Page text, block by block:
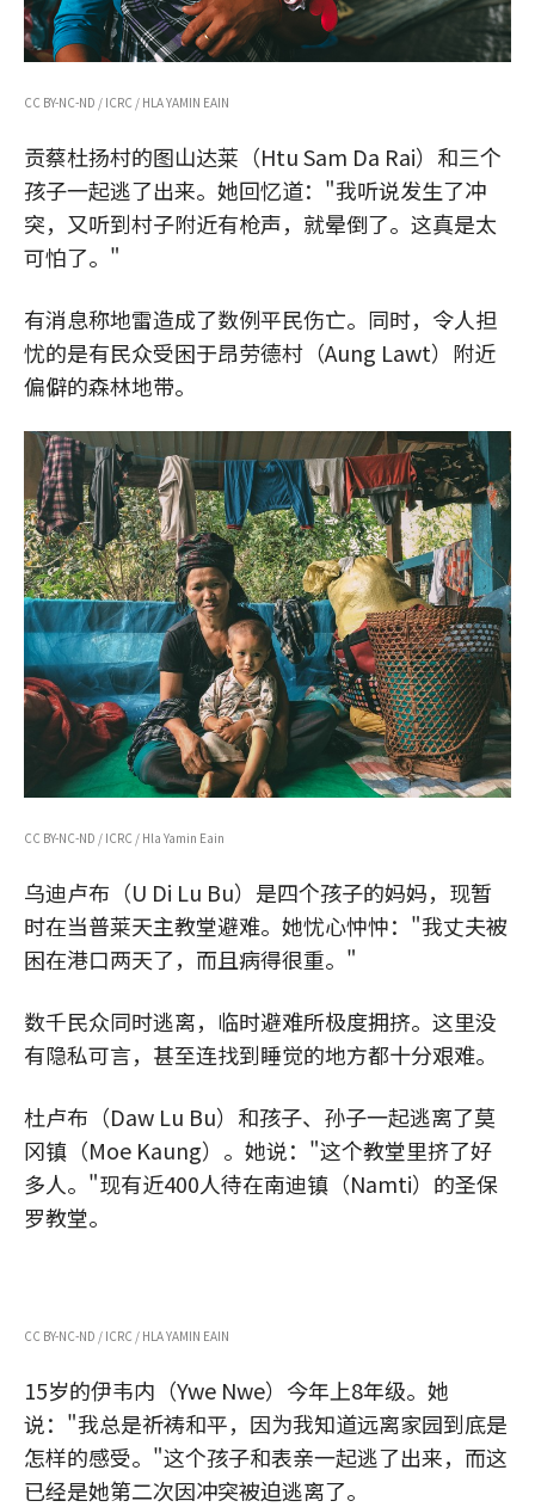
CC BY-NC-ND / ICRC / HLA YAMIN EAIN
贡蔡杜扬村的图山达莱（Htu Sam Da Rai）和三个
孩子一起逃了出来。她回忆道："我听说发生了冲
突，又听到村子附近有枪声，就晕倒了。这真是太
可怕了。"
有消息称地雷造成了数例平民伤亡。同时，令人担
忧的是有民众受困于昂劳德村（Aung Lawt）附近
偏僻的森林地带。
CC BY-NC-ND / ICRC / Hla Yamin Eain
乌迪卢布（U Di Lu Bu）是四个孩子的妈妈，现暂
时在当普莱天主教堂避难。她忧心忡忡："我丈夫被
困在港口两天了，而且病得很重。"
数千民众同时逃离，临时避难所极度拥挤。这里没
有隐私可言，甚至连找到睡觉的地方都十分艰难。
杜卢布（Daw Lu Bu）和孩子、孙子一起逃离了莫
冈镇（Moe Kaung）。她说："这个教堂里挤了好
多人。"现有近400人待在南迪镇（Namti）的圣保
罗教堂。
CC BY-NC-ND / ICRC / HLA YAMIN EAIN
15岁的伊韦内（Ywe Nwe）今年上8年级。她
说："我总是祈祷和平，因为我知道远离家园到底是
怎样的感受。"这个孩子和表亲一起逃了出来，而这
已经是她第二次因冲突被迫逃离了。